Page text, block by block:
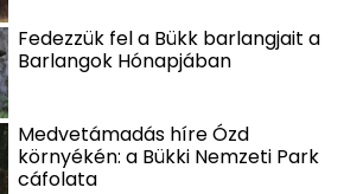
Fedezzük fel a Bükk barlangjait a
Barlangok Hónapjában
Medvetámadás híre Ózd
környékén: a Bükki Nemzeti Park
cáfolata